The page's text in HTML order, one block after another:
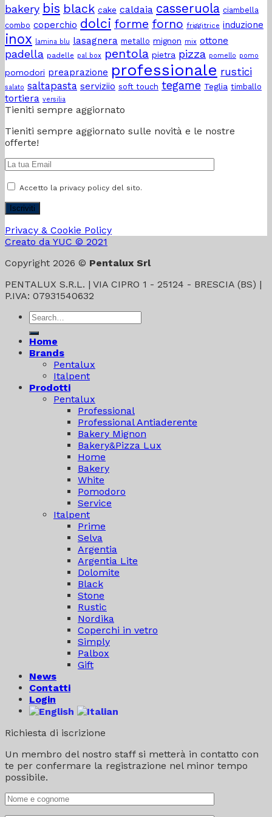
amici?
di
pomodoro
casa”?
bakery bis black cake caldaia casseruola ciambella
combo coperchio dolci forme forno friggitrice induzione
inox lamina blu lasagnera metallo mignon mix ottone
padella padelle pal box pentola pietra pizza pomello pomo
pomodori preaprazione professionale rustici
salato saltapasta serviziio soft touch tegame Teglia timballo
tortiera versilia
Tieniti sempre aggiornato
Tieniti sempre aggiornato sulle novità e le nostre
offerte!
Accetto la privacy policy del sito.
Privacy & Cookie Policy
Creato da YUC © 2021
Copyright 2026 © Pentalux Srl
PENTALUX S.R.L. | VIA CIPRO 1 - 25124 - BRESCIA (BS) |
P.IVA: 07931540632
Search
for:
Home
Brands
Pentalux
Italpent
Prodotti
Pentalux
Professional
Professional Antiaderente
Bakery Mignon
Bakery&Pizza Lux
Home
Bakery
White
Pomodoro
Service
Italpent
Prime
Selva
Argentia
Argentia Lite
Dolomite
Black
Stone
Rustic
Nordika
Coperchi in vetro
Simply
Palbox
Gift
News
Contatti
Login
Richiesta di iscrizione
Un membro del nostro staff si metterà in contatto con
te per confermare la registrazione nel minor tempo
possibile.